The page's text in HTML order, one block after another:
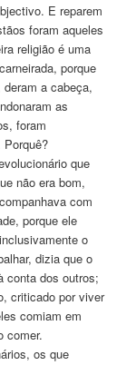
E reparem
foram aqueles
religião é uma
porque
a cabeça,
as
foram
que
não era bom,
com
porque ele
o
dizia que o
conta dos outros;
criticado por viver
comiam em
comer.
os que